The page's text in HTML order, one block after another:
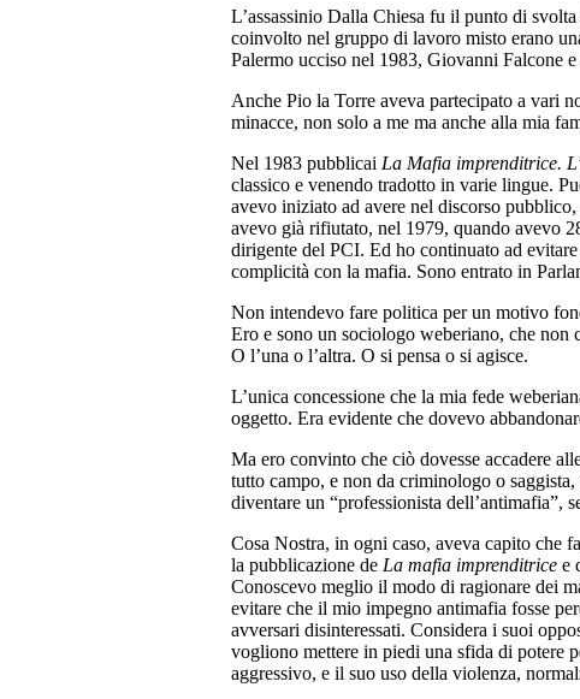
L’assassinio Dalla Chiesa fu il punto di
coinvolto nel gruppo di lavoro misto erano
Palermo ucciso nel 1983, Giovanni Falcone
Anche Pio la Torre aveva partecipato a vari
minacce, non solo a me ma anche alla mia
Nel 1983 pubblicai La Mafia imprenditrice.
classico e venendo tradotto in varie lingue.
avevo iniziato ad avere nel discorso
avevo già rifiutato, nel 1979, quando avevo
dirigente del PCI. Ed ho continuato ad
complicità con la mafia. Sono entrato in
Non intendevo fare politica per un motivo
Ero e sono un sociologo weberiano, che
O l’una o l’altra. O si pensa o si agisce.
L’unica concessione che la mia fede
oggetto. Era evidente che dovevo
Ma ero convinto che ciò dovesse accadere
tutto campo, e non da criminologo o
diventare un “professionista dell’antimafia”,
Cosa Nostra, in ogni caso, aveva capito che
la pubblicazione de La mafia imprenditrice e
Conoscevo meglio il modo di ragionare dei
evitare che il mio impegno antimafia fosse
avversari disinteressati. Considera i suoi
vogliono mettere in piedi una sfida di potere
aggressivo, e il suo uso della violenza,